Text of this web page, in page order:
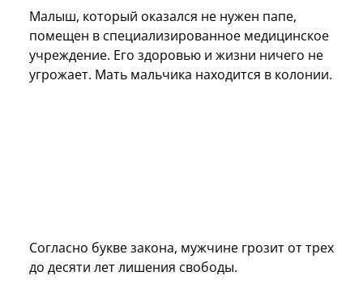
Малыш, который оказался не нужен папе,
помещен в специализированное медицинское
учреждение. Его здоровью и жизни ничего не
угрожает. Мать мальчика находится в колонии.
Согласно букве закона, мужчине грозит от трех
до десяти лет лишения свободы.